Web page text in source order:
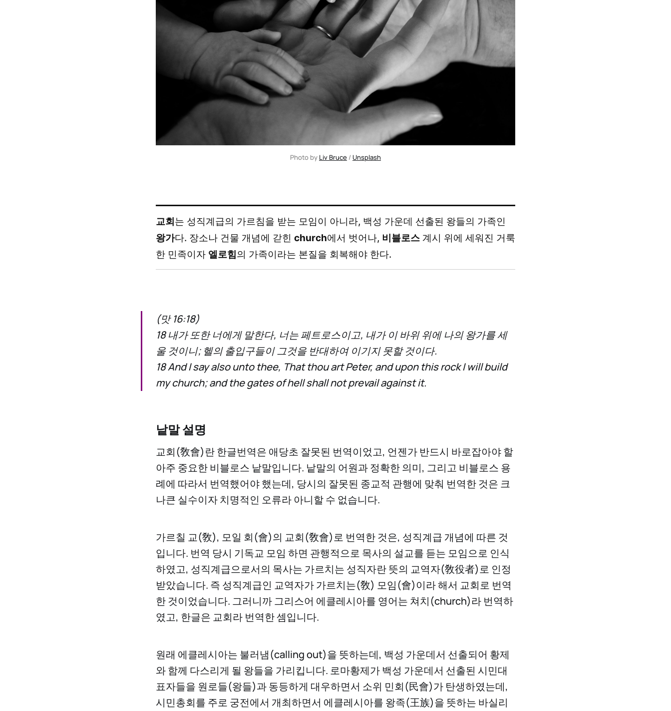
Photo by Liv Bruce / Unsplash
교회 는 성직계급의 가르침을 받는 모임이 아니라, 백성 가운데 선출된 왕들의 가족인
왕가다. 장소나 건물 개념에 갇힌 church에서 벗어나, 비블로스 계시 위에 세워진 거룩
한 민족이자 엘로힘의 가족이라는 본질을 회복해야 한다.
(맛 16:18)
18 내가 또한 너에게 말한다, 너는 페트로스이고, 내가 이 바위 위에 나의 왕가를 세
울 것이니; 헬의 출입구들이 그것을 반대하여 이기지 못할 것이다.
18 And I say also unto thee, That thou art Peter, and upon this rock I will build
my church; and the gates of hell shall not prevail against it.
낱말 설명
교회(敎會)란 한글번역은 애당초 잘못된 번역이었고, 언젠가 반드시 바로잡아야 할
아주 중요한 비블로스 낱말입니다. 낱말의 어원과 정확한 의미, 그리고 비블로스 용
례에 따라서 번역했어야 했는데, 당시의 잘못된 종교적 관행에 맞춰 번역한 것은 크
나큰 실수이자 치명적인 오류라 아니할 수 없습니다.
가르칠 교(敎), 모일 회(會)의 교회(敎會)로 번역한 것은, 성직계급 개념에 따른 것
입니다. 번역 당시 기독교 모임 하면 관행적으로 목사의 설교를 듣는 모임으로 인식
하였고, 성직계급으로서의 목사는 가르치는 성직자란 뜻의 교역자(敎役者)로 인정
받았습니다. 즉 성직계급인 교역자가 가르치는(敎) 모임(會)이라 해서 교회로 번역
한 것이었습니다. 그러니까 그리스어 에클레시아를 영어는 쳐치(church)라 번역하
였고, 한글은 교회라 번역한 셈입니다.
원래 에클레시아는 불러냄(calling out)을 뜻하는데, 백성 가운데서 선출되어 황제
와 함께 다스리게 될 왕들을 가리킵니다. 로마황제가 백성 가운데서 선출된 시민대
표자들을 원로들(왕들)과 동등하게 대우하면서 소위 민회(民會)가 탄생하였는데,
시민총회를 주로 궁전에서 개최하면서 에클레시아를 왕족(王族)을 뜻하는 바실리